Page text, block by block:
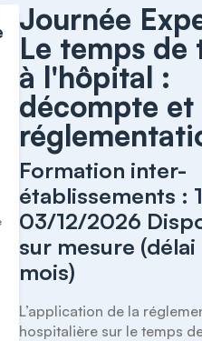
Journée
Le temps de
à l'hôpital :
décompte et
Formation inter-
établissements :
03/12/2026
sur mesure (délai
mois)
L’application de la
hospitalière sur le temps